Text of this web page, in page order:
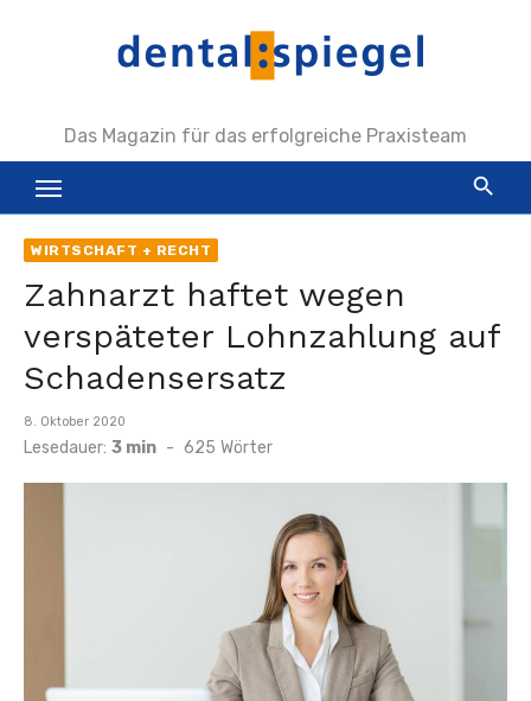
Das Magazin für das erfolgreiche Praxisteam
WIRTSCHAFT + RECHT
Zahnarzt haftet wegen
verspäteter Lohnzahlung auf
Schadensersatz
Veröffentlicht
am
8. Oktober 2020
Lesedauer: 3 min - 625 Wörter